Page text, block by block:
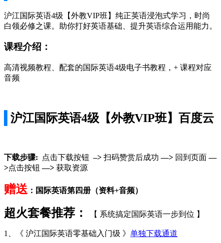
沪江国际英语4级【外教VIP班】纯正英语浸泡式学习，时尚
白领必修之课。助你打好英语基础、提升英语综合运用能力。
课程介绍：
高清视频教程、配套的国际英语4级电子书教程，+ 课程对应
音频
沪江国际英语4级【外教VIP班】百度云
下载步骤: 点击下载按钮 –> 扫码赞赏后成功—> 回到页面—
>点击按钮—> 获取资源
赠送 ：国际英语第四册（资料+音频）
超火套餐推荐： 【 系统搞定国际英语一步到位 】
1、《 沪江国际英语零基础入门级 》 单独下载通道